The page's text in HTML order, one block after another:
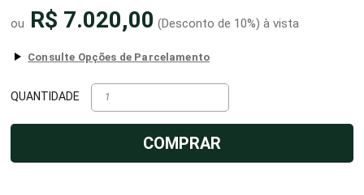
R$ 7.020,00 (Desconto de 10%)
QUANTIDADE
COMPRAR